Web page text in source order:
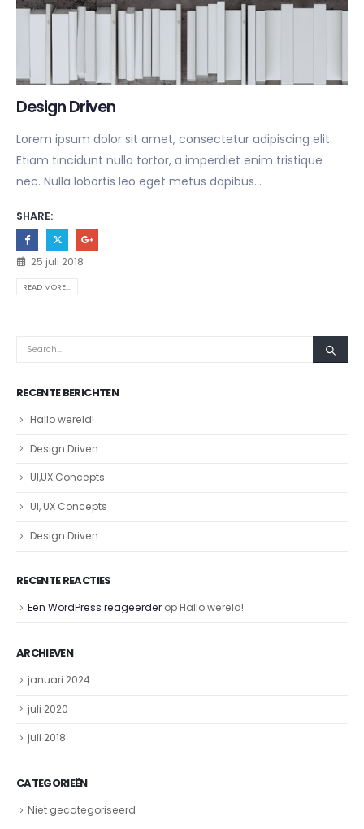
Design Driven
Lorem ipsum dolor sit amet, consectetur adipiscing elit.
Etiam tincidunt nulla tortor, a imperdiet enim tristique
nec. Nulla lobortis leo eget metus dapibus...
SHARE:
25 juli 2018
READ MORE...
RECENTE BERICHTEN
Hallo wereld!
Design Driven
UI,UX Concepts
UI, UX Concepts
Design Driven
RECENTE REACTIES
Een WordPress reageerder opHallo wereld!
ARCHIEVEN
januari 2024
juli 2020
juli 2018
CATEGORIEËN
Niet gecategoriseerd